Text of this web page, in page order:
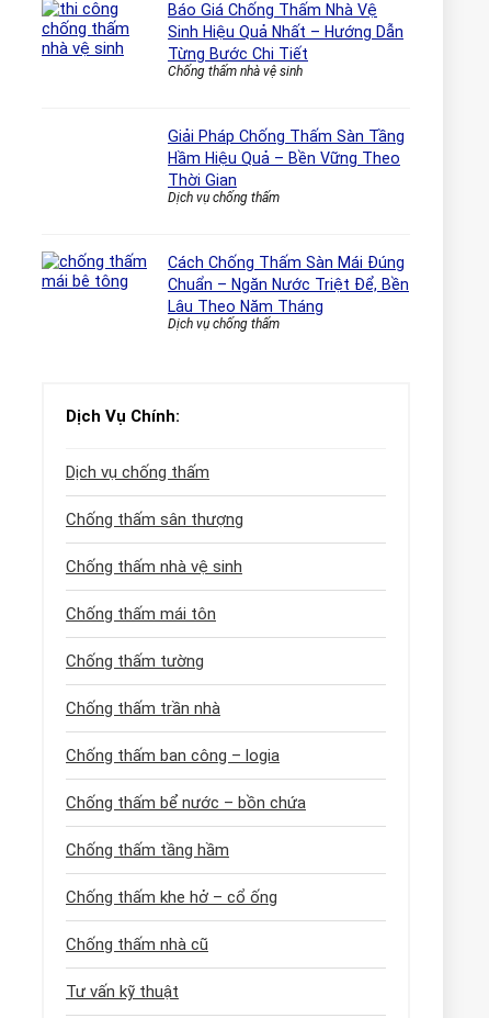
Báo Giá Chống Thấm Nhà Vệ
Sinh Hiệu Quả Nhất – Hướng Dẫn
Từng Bước Chi Tiết
Chống thấm nhà vệ sinh
Giải Pháp Chống Thấm Sàn Tầng
Hầm Hiệu Quả – Bền Vững Theo
Thời Gian
Dịch vụ chống thấm
Cách Chống Thấm Sàn Mái Đúng
Chuẩn – Ngăn Nước Triệt Để, Bền
Lâu Theo Năm Tháng
Dịch vụ chống thấm
Dịch Vụ Chính:
Dịch vụ chống thấm
Chống thấm sân thượng
Chống thấm nhà vệ sinh
Chống thấm mái tôn
Chống thấm tường
Chống thấm trần nhà
Chống thấm ban công – logia
Chống thấm bể nước – bồn chứa
Chống thấm tầng hầm
Chống thấm khe hở – cổ ống
Chống thấm nhà cũ
Tư vấn kỹ thuật